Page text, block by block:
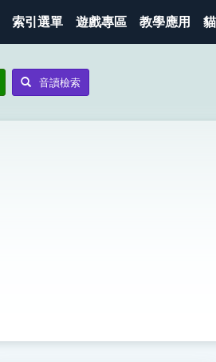
索引選單 遊戲專區 教學應用
音讀檢索